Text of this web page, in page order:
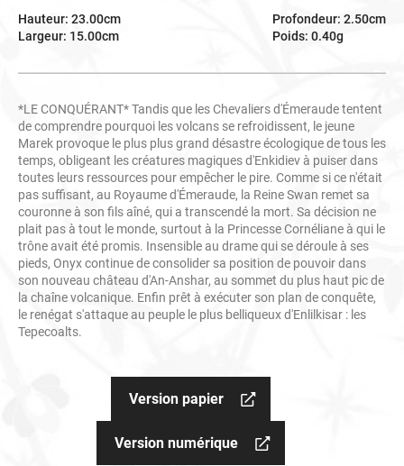
Hauteur: 23.00cm
Largeur: 15.00cm
Profondeur: 2.50cm
Poids: 0.40g
*LE CONQUÉRANT* Tandis que les Chevaliers d'Émeraude tentent
de comprendre pourquoi les volcans se refroidissent, le jeune
Marek provoque le plus plus grand désastre écologique de tous les
temps, obligeant les créatures magiques d'Enkidiev à puiser dans
toutes leurs ressources pour empêcher le pire. Comme si ce n'était
pas suffisant, au Royaume d'Émeraude, la Reine Swan remet sa
couronne à son fils aîné, qui a transcendé la mort. Sa décision ne
plait pas à tout le monde, surtout à la Princesse Cornéliane à qui le
trône avait été promis. Insensible au drame qui se déroule à ses
pieds, Onyx continue de consolider sa position de pouvoir dans
son nouveau château d'An-Anshar, au sommet du plus haut pic de
la chaîne volcanique. Enfin prêt à exécuter son plan de conquête,
le renégat s'attaque au peuple le plus belliqueux d'Enlilkisar : les
Tepecoalts.
Version papier
Version numérique